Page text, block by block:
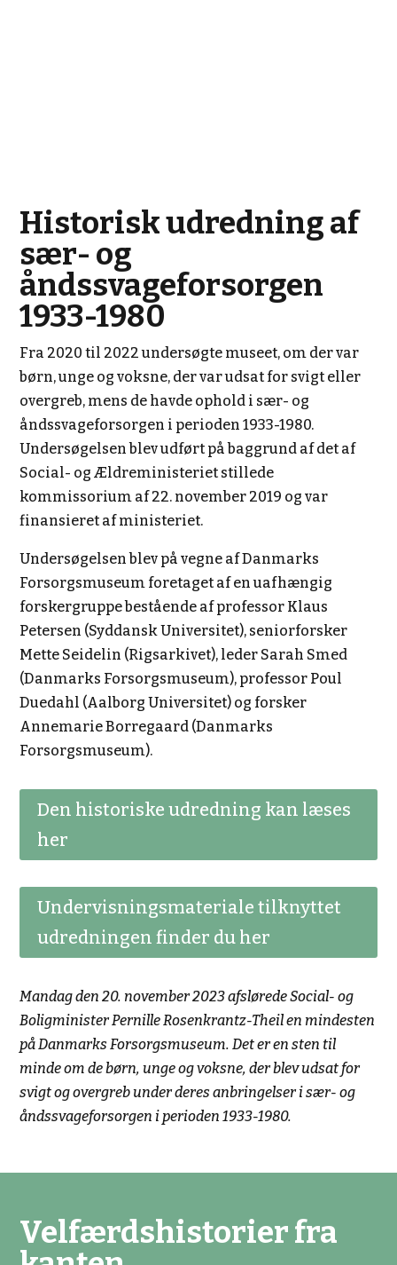
Historisk udredning af
sær- og
åndssvageforsorgen
1933-1980
Fra 2020 til 2022 undersøgte museet, om der var
børn, unge og voksne, der var udsat for svigt eller
overgreb, mens de havde ophold i sær- og
åndssvageforsorgen i perioden 1933-1980.
Undersøgelsen blev udført på baggrund af det af
Social- og Ældreministeriet stillede
kommissorium af 22. november 2019 og var
finansieret af ministeriet.
Undersøgelsen blev på vegne af Danmarks
Forsorgsmuseum foretaget af en uafhængig
forskergruppe bestående af professor Klaus
Petersen (Syddansk Universitet), seniorforsker
Mette Seidelin (Rigsarkivet), leder Sarah Smed
(Danmarks Forsorgsmuseum), professor Poul
Duedahl (Aalborg Universitet) og forsker
Annemarie Borregaard (Danmarks
Forsorgsmuseum).
Den historiske udredning kan læses
her
Undervisningsmateriale tilknyttet
udredningen finder du her
Mandag den 20. november 2023 afslørede Social- og
Boligminister Pernille Rosenkrantz-Theil en mindesten
på Danmarks Forsorgsmuseum. Det er en sten til
minde om de børn, unge og voksne, der blev udsat for
svigt og overgreb under deres anbringelser i sær- og
åndssvageforsorgen i perioden 1933-1980.
Velfærdshistorier fra